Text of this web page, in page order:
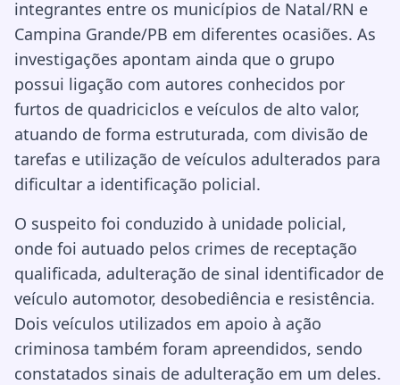
integrantes entre os municípios de Natal/RN e
Campina Grande/PB em diferentes ocasiões. As
investigações apontam ainda que o grupo
possui ligação com autores conhecidos por
furtos de quadriciclos e veículos de alto valor,
atuando de forma estruturada, com divisão de
tarefas e utilização de veículos adulterados para
dificultar a identificação policial.
O suspeito foi conduzido à unidade policial,
onde foi autuado pelos crimes de receptação
qualificada, adulteração de sinal identificador de
veículo automotor, desobediência e resistência.
Dois veículos utilizados em apoio à ação
criminosa também foram apreendidos, sendo
constatados sinais de adulteração em um deles.